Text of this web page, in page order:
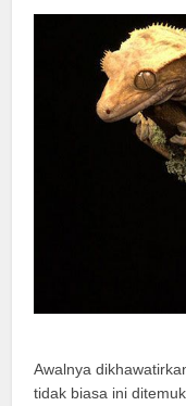
Awalnya
tidak biasa ini